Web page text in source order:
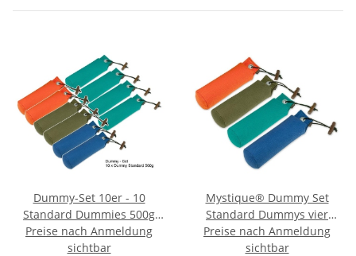
Dummy-Set 10er - 10
Standard Dummies 500g
farblich gemischt
Dummyset
Preise nach Anmeldung
sichtbar
Mystique® Dummy Set
Standard Dummys vier
Farben 4 x 500g 4Stk.
Preise nach Anmeldung
sichtbar